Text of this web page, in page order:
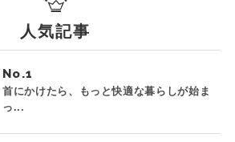
人気記事
No.
首にかけたら、もっと快適な暮らしが始ま
っ...